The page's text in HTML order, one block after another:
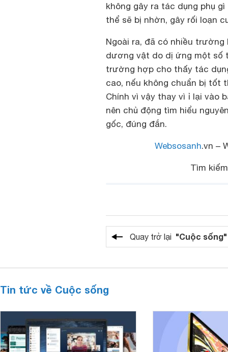
không gây ra tác dụng phụ
thể sẽ bị nhờn, gây rối loạn
Ngoài ra, đã có nhiều
dương vật do dị ứng một số
trường hợp cho thấy tác
cao, nếu không chuẩn bị tốt
Chính vì vậy thay vì ỉ lại vào
nên chủ động tìm hiểu
gốc, đúng đắn.
Websosanh.vn –
Tìm
Quay trở lại "Cuộc sống"
Tin tức về Cuộc sống